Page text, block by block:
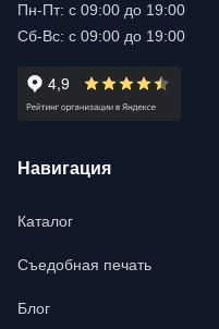
Пн-Пт: с 09:00 до 19:00
Сб-Вс: с 09:00 до 19:00
Навигация
Каталог
Съедобная печать
Блог